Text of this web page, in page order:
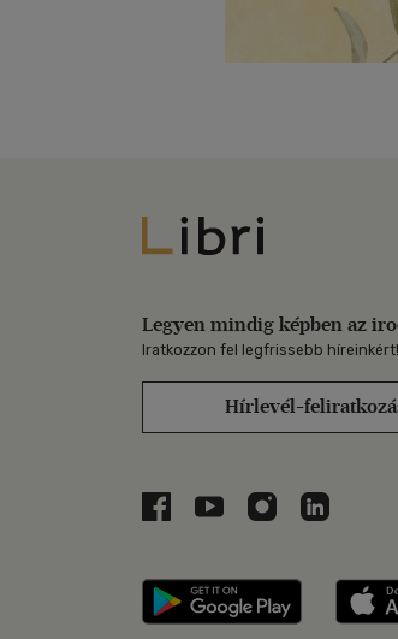
Libri
Legyen mindig képben az
Iratkozzon fel legfrissebb híreinkért!
Hírlevél-
Libri a Facebookon
Libri a Youtube-on
Libri azLibri a
Libri